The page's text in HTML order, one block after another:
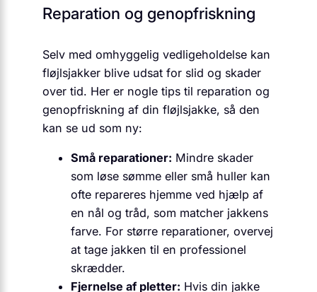
Reparation og genopfriskning
Selv med omhyggelig vedligeholdelse kan
fløjlsjakker blive udsat for slid og skader
over tid. Her er nogle tips til reparation og
genopfriskning af din fløjlsjakke, så den
kan se ud som ny:
Små reparationer: Mindre skader
som løse sømme eller små huller kan
ofte repareres hjemme ved hjælp af
en nål og tråd, som matcher jakkens
farve. For større reparationer, overvej
at tage jakken til en professionel
skrædder.
Fjernelse af pletter: Hvis din jakke